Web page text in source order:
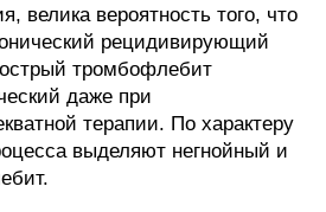
велика вероятность того, что
рецидивирующий
тромбофлебит
даже при
терапии. По характеру
выделяют негнойный и